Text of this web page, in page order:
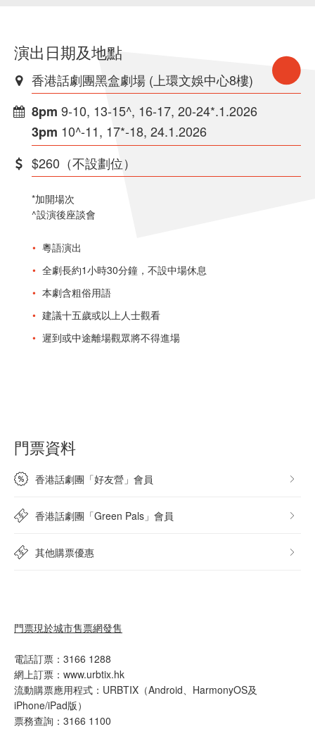
演出日期及地點
香港話劇團黑盒劇場 (上環文娛中心8樓)
8pm 9-10, 13-15^, 16-17, 20-24*.1.2026
3pm 10^-11, 17*-18, 24.1.2026
$260（不設劃位）
*加開場次
^設演後座談會
粵語演出
全劇長約1小時30分鐘，不設中場休息
本劇含粗俗用語
建議十五歲或以上人士觀看
遲到或中途離場觀眾將不得進場
門票資料
香港話劇團「好友營」會員
香港話劇團「Green Pals」會員
其他購票優惠
門票現於城市售票網發售
電話訂票：3166 1288
網上訂票：www.urbtix.hk
流動購票應用程式：URBTIX（Android、HarmonyOS及
iPhone/iPad版）
票務查詢：3166 1100